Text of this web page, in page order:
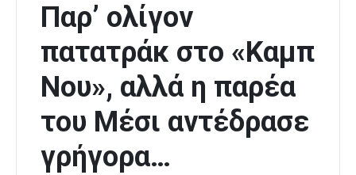
Παρ’ ολίγον
πατατράκ στο «Καμπ
Νου», αλλά η παρέα
του Μέσι αντέδρασε
γρήγορα…